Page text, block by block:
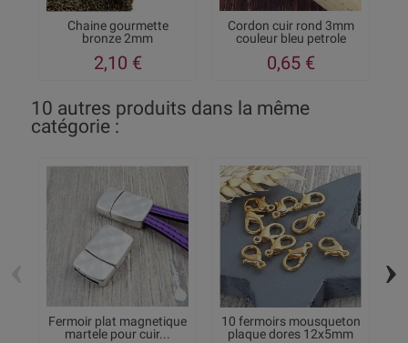
Chaine gourmette
bronze 2mm
2,10 €
Cordon cuir rond 3mm
couleur bleu petrole
0,65 €
10 autres produits dans la même
catégorie :
Fermoir plat magnetique
martele pour cuir...
10 fermoirs mousqueton
plaque dores 12x5mm
›